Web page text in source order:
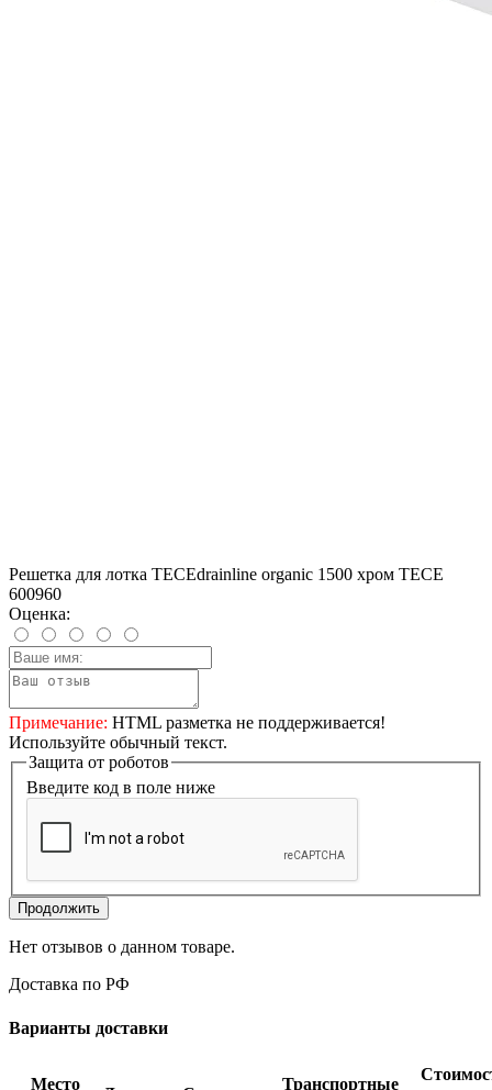
Решетка для лотка TECEdrainline organic 1500 хром TECE
600960
Оценка:
Примечание: HTML разметка не поддерживается!
Используйте обычный текст.
Защита от роботов
Введите код в поле ниже
Продолжить
Нет отзывов о данном товаре.
Доставка по РФ
Варианты доставки
Место Транспортные